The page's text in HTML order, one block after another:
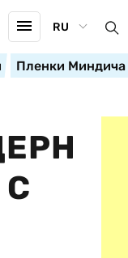
RU
Пленки Миндича